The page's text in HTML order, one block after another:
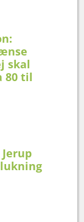
skal
80 til